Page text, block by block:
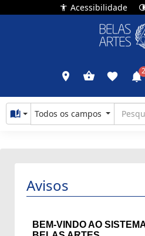
Acessibilidade
Todos os campos
Avisos